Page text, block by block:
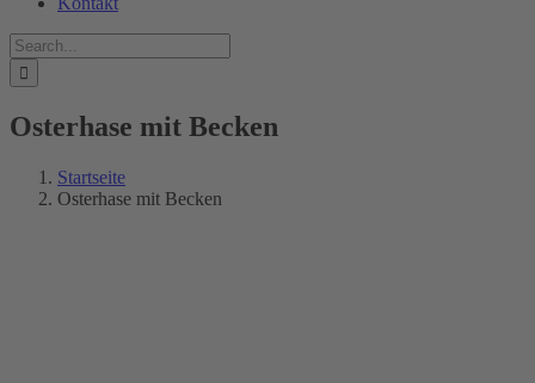
Suche
nach:
Osterhase mit Becken
Startseite
Osterhase mit Becken